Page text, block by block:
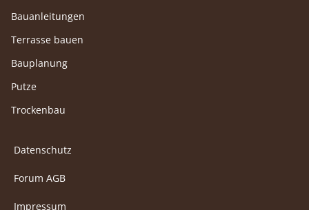
Bauanleitungen
Terrasse bauen
Bauplanung
Putze
Trockenbau
Datenschutz
Forum AGB
Impressum